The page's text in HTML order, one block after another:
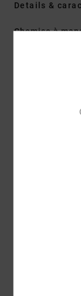
Details &
Chemise à
Traçabilité du